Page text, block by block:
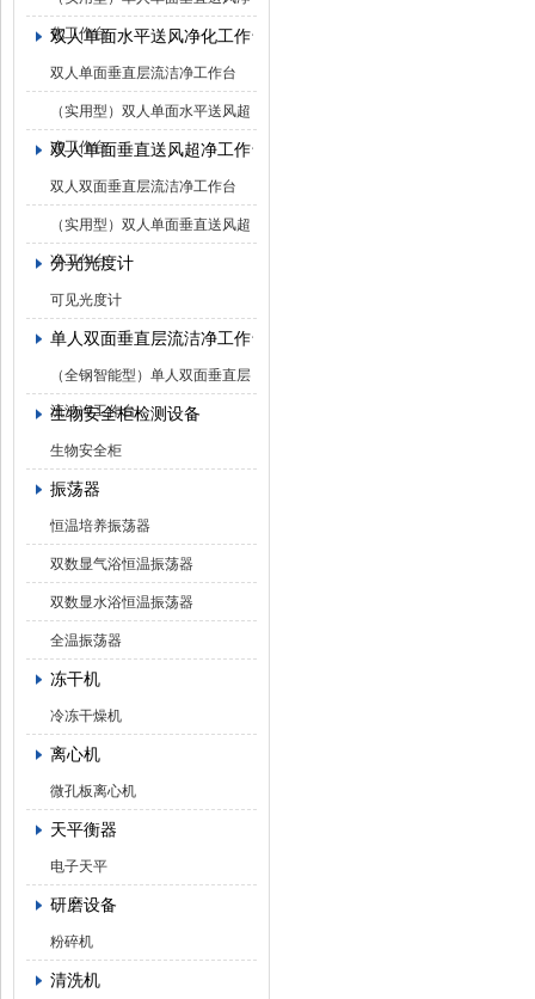
化工作台
双人单面水平送风净化工作台
双人单面垂直层流洁净工作台
（实用型）双人单面水平送风超
净工作台
双人单面垂直送风超净工作台
双人双面垂直层流洁净工作台
（实用型）双人单面垂直送风超
净工作台
分光光度计
可见光度计
单人双面垂直层流洁净工作台
（全钢智能型）单人双面垂直层
流洁净工作台
生物安全柜检测设备
生物安全柜
振荡器
恒温培养振荡器
双数显气浴恒温振荡器
双数显水浴恒温振荡器
全温振荡器
冻干机
冷冻干燥机
离心机
微孔板离心机
天平衡器
电子天平
研磨设备
粉碎机
清洗机